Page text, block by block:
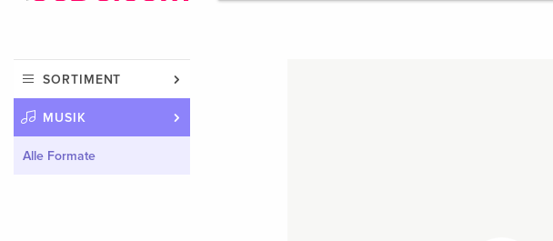
SORTIMENT
MUSIK
Alle Formate